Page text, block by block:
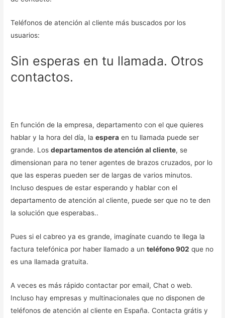
Teléfonos de atención al cliente más buscados por los
usuarios:
Sin esperas en tu llamada. Otros
contactos.
En función de la empresa, departamento con el que quieres
hablar y la hora del día, laespera en tu llamada puede ser
grande. Losdepartamentos de atención al cliente, se
dimensionan para no tener agentes de brazos cruzados, por lo
que las esperas pueden ser de largas de varios minutos.
Incluso despues de estar esperando y hablar con el
departamento de atención al cliente, puede ser que no te den
la solución que esperabas..
Pues si el cabreo ya es grande, imagínate cuando te llega la
factura telefónica por haber llamado a unteléfono 902 que no
es una llamada gratuita.
A veces es más rápido contactar por email, Chat o web.
Incluso hay empresas y multinacionales que no disponen de
teléfonos de atención al cliente en España. Contacta grátis y